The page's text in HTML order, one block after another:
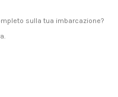
sulla tua imbarcazione?